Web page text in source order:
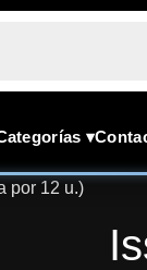
▾
por 12 u.)